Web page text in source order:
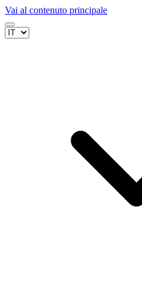
Vai al contenuto principale